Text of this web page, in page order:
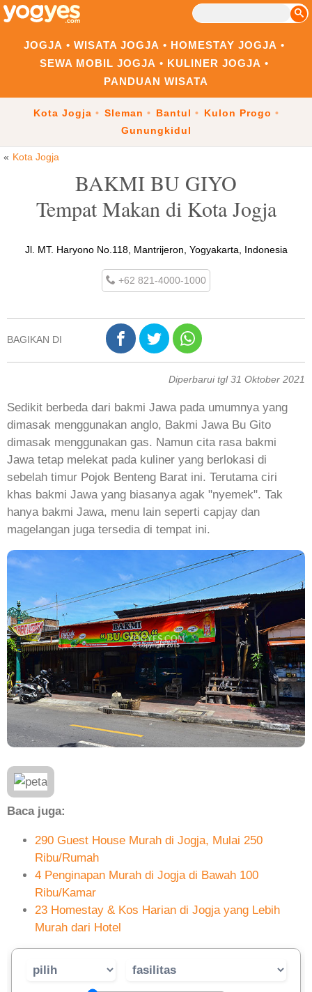
JOGJA WISATA JOGJA
HOMESTAY JOGJA
SEWA MOBIL JOGJA
KULINER JOGJA
PANDUAN WISATA
Kota Jogja Sleman Bantul
Kulon Progo
Gunungkidul
Kota Jogja
BAKMI BU GIYO
Tempat Makan di Kota Jogja
Jl. MT. Haryono No.118, Mantrijeron, Yogyakarta, Indonesia
+62 821-4000-1000
BAGIKAN DI
Diperbarui tgl 31 Oktober 2021
Sedikit berbeda dari bakmi Jawa pada umumnya yang
dimasak menggunakan anglo, Bakmi Jawa Bu Gito
dimasak menggunakan gas. Namun cita rasa bakmi
Jawa tetap melekat pada kuliner yang berlokasi di
sebelah timur Pojok Benteng Barat ini. Terutama ciri
khas bakmi Jawa yang biasanya agak "nyemek". Tak
hanya bakmi Jawa, menu lain seperti capjay dan
magelangan juga tersedia di tempat ini.
Baca juga:
290 Guest House Murah di Jogja, Mulai 250
Ribu/Rumah
4 Penginapan Murah di Jogja di Bawah 100
Ribu/Kamar
23 Homestay & Kos Harian di Jogja yang Lebih
Murah dari Hotel